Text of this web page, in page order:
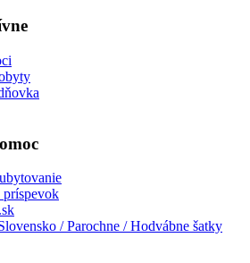
príspevok
/ Parochne / Hodvábne šatky